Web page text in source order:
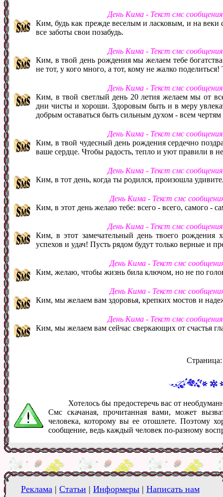
День Кима - Текст смс
Ким, будь как прежде веселым и ласковым, и на
все заботы свои позабудь.
День Кима - Текст смс
Ким, в твой день рождения мы желаем тебе
не тот, у кого много, а тот, кому не жалко
День Кима - Текст смс
Ким, в твой светлый день 20 летия желаем мы от
дни чисты и хороши. Здоровым быть и в меру
добрым оставаться быть сильным духом - всем чертям
День Кима - Текст смс
Ким, в твой чудесный день рождения сердечно
ваше сердце. Чтобы радость, тепло и уют правили в
День Кима - Текст смс
Ким, в тот день, когда ты родился, произошла
День Кима - Текст смс
Ким, в этот день желаю тебе: всего - всего, самого -
День Кима - Текст смс
Ким, в этот замечательный день твоего рождения
успехов и удач! Пусть рядом будут только верные и
День Кима - Текст смс
Ким, желаю, чтобы жизнь била ключом, но не по
День Кима - Текст смс
Ким, мы желаем вам здоровья, крепких мостов и
День Кима - Текст смс
Ким, мы желаем вам сейчас сверкающих от счастья
Хотелось бы предостеречь вас от
Смс скачаная, прочитанная вами, может
человека, которому вы ее отошлете. Поэтому
сообщение, ведь каждый человек по-разному
Реклама | Статьи | Информеры | Написать нам